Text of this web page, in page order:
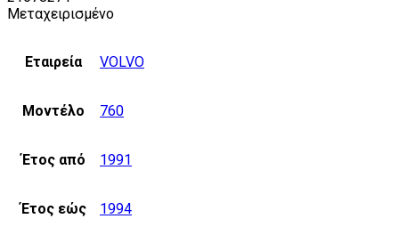
Μεταχειρισμένο
Εταιρεία VOLVO
Μοντέλο 760
Έτος από 1991
Έτος εώς 1994